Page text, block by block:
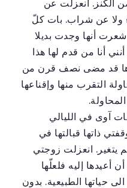
الكنز. انعزلت عن
ولا عن شراب. بات كلّ
أنها وجدت بديلا
أنا من قدم لها هذا
ها قد مضى نصف قرن من
التقرب منها وإقناعها
آوى في الليالي
ذاتها قبالتها في
يتغير. انعزلت زوجتي
أعيدها إليه فلعلّها
حياتها الطبيعية. بدون